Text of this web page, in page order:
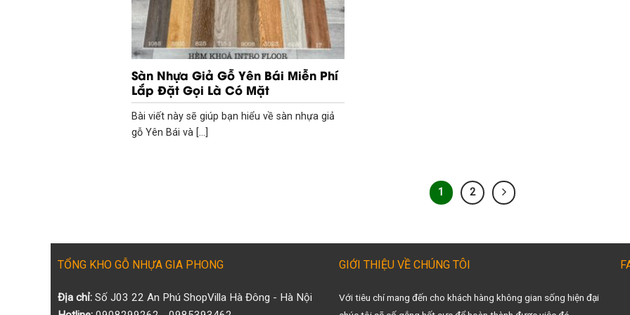
Sàn Nhựa Giả Gỗ Yên Bái Miễn Phí
Lắp Đặt Gọi Là Có Mặt
Bài viết này sẽ giúp bạn hiểu về sàn nhựa giả
gỗ Yên Bái và [...]
1 2
TỔNG KHO GỖ NHỰA GIA PHONG
Địa chỉ:Số J03 22 An Phú ShopVilla Hà Đông - Hà Nội
GIỚI THIỆU VỀ CHÚNG TÔI
Với tiêu chí mang đến cho khách hàng không gian sống hiện đại